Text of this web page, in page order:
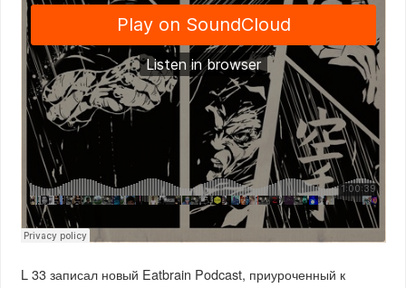
L 33 записал новый Eatbrain Podcast, приуроченный к